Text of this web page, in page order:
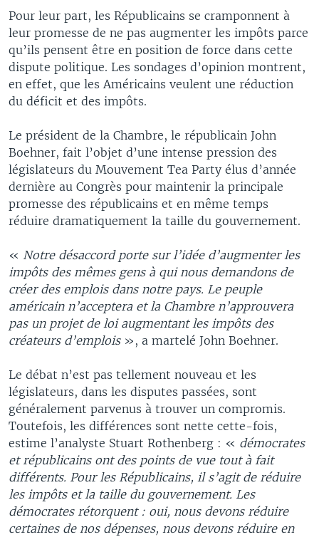
Pour leur part, les Républicains se cramponnent à
leur promesse de ne pas augmenter les impôts parce
qu’ils pensent être en position de force dans cette
dispute politique. Les sondages d’opinion montrent,
en effet, que les Américains veulent une réduction
du déficit et des impôts.
Le président de la Chambre, le républicain John
Boehner, fait l’objet d’une intense pression des
législateurs du Mouvement Tea Party élus d’année
dernière au Congrès pour maintenir la principale
promesse des républicains et en même temps
réduire dramatiquement la taille du gouvernement.
« Notre désaccord porte sur l’idée d’augmenter les
impôts des mêmes gens à qui nous demandons de
créer des emplois dans notre pays. Le peuple
américain n’acceptera et la Chambre n’approuvera
pas un projet de loi augmentant les impôts des
créateurs d’emplois», a martelé John Boehner.
Le débat n’est pas tellement nouveau et les
législateurs, dans les disputes passées, sont
généralement parvenus à trouver un compromis.
Toutefois, les différences sont nette cette-fois,
estime l’analyste Stuart Rothenberg : « démocrates
et républicains ont des points de vue tout à fait
différents. Pour les Républicains, il s’agit de réduire
les impôts et la taille du gouvernement. Les
démocrates rétorquent : oui, nous devons réduire
certaines de nos dépenses, nous devons réduire en